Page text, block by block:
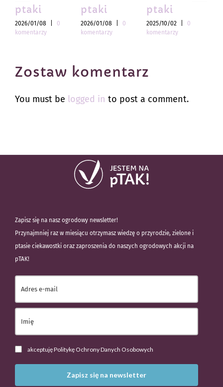
ptaki
2026/01/08
0
komentarzy
ptaki
2026/01/08
0
komentarzy
ptaki
2025/10/02
0
komentarzy
Zostaw komentarz
You must be logged in to post a comment.
Zapisz się na nasz ogrodowy newsletter!
Przynajmniej raz w miesiącu otrzymasz wiedzę o przyrodzie, zielone i
ptasie ciekawostki oraz zaproszenia do naszych ogrodowych akcji na
pTAK!
akceptuję Politykę Ochrony Danych Osobowych
Zapisz się na newsletter